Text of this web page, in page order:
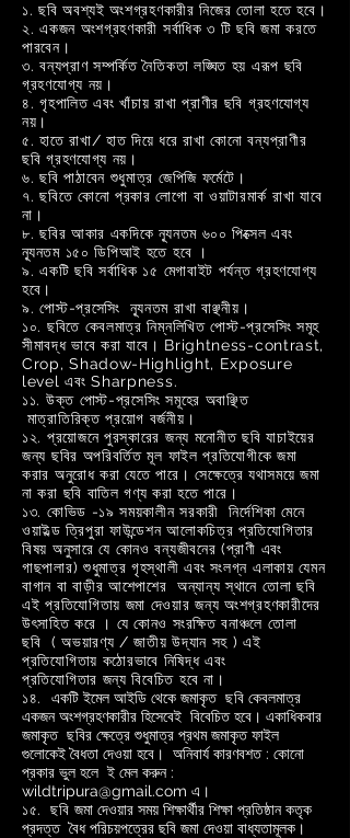
১. ছবি অবশ্যই অংশগ্রহণকারীর নিজের তোলা হতে হবে।
২. একজন অংশগ্রহণকারী সর্বাধিক ৩ টি ছবি জমা করতে
পারবেন।
৩. বন্যপ্রাণ সম্পর্কিত নৈতিকতা লঙ্ঘিত হয় এরূপ ছবি
গ্রহণযোগ্য নয়।
৪. গৃহপালিত এবং খাঁচায় রাখা প্রাণীর ছবি গ্রহণযোগ্য
নয়।
৫. হাতে রাখা/ হাত দিয়ে ধরে রাখা কোনো বন্যপ্রাণীর
ছবি গ্রহণযোগ্য নয়।
৬. ছবি পাঠাবেন শুধুমাত্র জেপিজি ফর্মেটে।
৭. ছবিতে কোনো প্রকার লোগো বা ওয়াটারমার্ক রাখা যাবে
না।
৮. ছবির আকার একদিকে ন্যূনতম ৬০০ পিক্সেল এবং
ন্যূনতম ১৫০ ডিপিআই হতে হবে ।
৯. একটি ছবি সর্বাধিক ১৫ মেগাবাইট পর্যন্ত গ্রহণযোগ্য
হবে।
৯. পোস্ট-প্রসেসিং ন্যূনতম রাখা বাঞ্ছনীয়।
১০. ছবিতে কেবলমাত্র নিম্নলিখিত পোস্ট-প্রসেসিং সমূহ
সীমাবদ্ধ ভাবে করা যাবে। Brightness-contrast,
Crop, Shadow-Highlight, Exposure
level এবং Sharpness.
১১. উক্ত পোস্ট-প্রসেসিং সমূহের অবাঞ্ছিত
মাত্রাতিরিক্ত প্রয়োগ বর্জনীয়।
১২. প্রয়োজনে পুরস্কারের জন্য মনোনীত ছবি যাচাইয়ের
জন্য ছবির অপরিবর্তিত মূল ফাইল প্রতিযোগীকে জমা
করার অনুরোধ করা যেতে পারে। সেক্ষেত্রে যথাসময়ে জমা
না করা ছবি বাতিল গণ্য করা হতে পারে।
১৩. কোভিড -১৯ সময়কালীন সরকারী নির্দেশিকা মেনে
ওয়াইল্ড ত্রিপুরা ফাউন্ডেশন আলোকচিত্র প্রতিযোগিতার
বিষয় অনুসারে যে কোনও বন্যজীবনের (প্রাণী এবং
গাছপালার) শুধুমাত্র গৃহস্থালী এবং সংলগ্ন এলাকায় যেমন
বাগান বা বাড়ীর আশেপাশের অন্যান্য স্থানে তোলা ছবি
এই প্রতিযোগিতায় জমা দেওয়ার জন্য অংশগ্রহণকারীদের
উৎসাহিত করে । যে কোনও সংরক্ষিত বনাঞ্চলে তোলা
ছবি ( অভয়ারণ্য / জাতীয় উদ্যান সহ ) এই
প্রতিযোগিতায় কঠোরভাবে নিষিদ্ধ এবং
প্রতিযোগিতার জন্য বিবেচিত হবে না।
১৪.
একটি ইমেল আইডি থেকে জমাকৃত ছবি কেবলমাত্র
একজন অংশগ্রহণকারীর হিসেবেই বিবেচিত হবে। একাধিকবার
জমাকৃত ছবির ক্ষেত্রে শুধুমাত্র প্রথম জমাকৃত ফাইল
গুলোকেই বৈধতা দেওয়া হবে। অনিবার্য কারণবশত : কোনো
প্রকার ভুল হলে ই মেল করুন :
wildtripura@gmail.com এ।
১৫.
ছবি জমা দেওয়ার সময় শিক্ষার্থীর শিক্ষা প্রতিষ্ঠান কতৃক
প্রদত্ত বৈধ পরিচয়পত্রের ছবি জমা দেওয়া বাধ্যতামূলক।